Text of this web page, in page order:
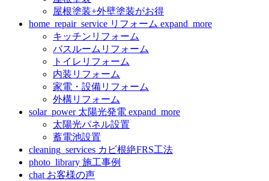
屋根塗装+外壁塗装がお得
home_repair_service リフォーム expand_more
キッチンリフォーム
バスルームリフォーム
トイレリフォーム
内装リフォーム
家電・設備リフォーム
外構リフォーム
solar_power 太陽光発電 expand_more
太陽光パネル設置
蓄電池設置
cleaning_services カビ根絶FRS工法
photo_library 施工事例
chat お客様の声